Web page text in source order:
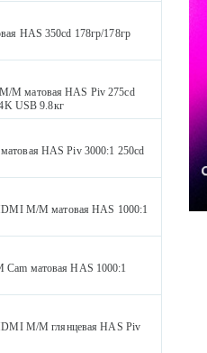
HAS 350cd 178гр/178гр
M матовая HAS Piv 275cd
USB 9.8кг
HAS Piv 3000:1 250cd
M/M матовая HAS 1000:1
матовая HAS 1000:1
M/M глянцевая HAS Piv